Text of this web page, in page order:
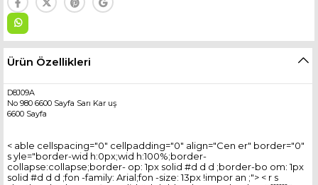
Ürün Özellikleri
D8J09A
No 980 6600 Sayfa Sarı Kar uş
6600 Sayfa
< able cellspacing="0" cellpadding="0" align="Cen er" border="0"
s yle="border-wid h:0px;wid h:100%;border-
collapse:collapse;border- op: 1px solid #d d d ;border-bo om: 1px
solid #d d d ;fon -family: Arial;fon -size: 13px !impor an ;"> < r s